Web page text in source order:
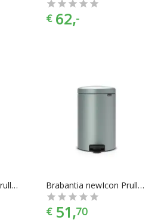
€ 62,-
Brabantia newIcon Prullenbak - 20 l - Matt Black Brabantia newIcon Prullenbak - 20 l - Metallic Mint
€ 51,70